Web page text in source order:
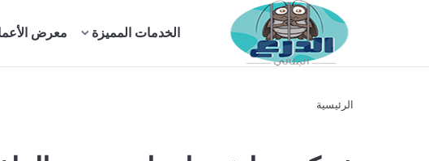
بحث الخدمات المميزة معرض
الرئيسية